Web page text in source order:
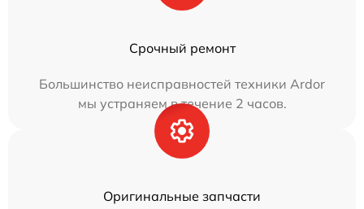
Срочный ремонт
Большинство неисправностей техники Ardor
мы устраняем в течение 2 часов.
Оригинальные запчасти